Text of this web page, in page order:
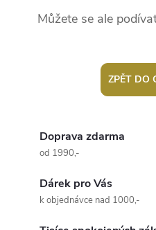
Můžete se ale
ZPĚT DO
Doprava zdarma
od 1990,-
Dárek pro Vás
k objednávce nad 1000,-